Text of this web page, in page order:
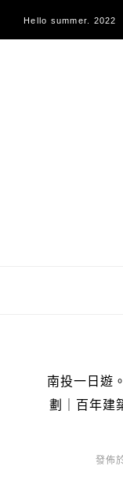
Hello summer. 2022
南投一日遊
劃｜百年建
發佈